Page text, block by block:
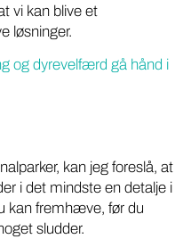
vi kan blive et
løsninger.
og dyrevelfærd gå hånd i
kan jeg foreslå, at
i det mindste en detalje i
kan fremhæve, før du
sludder.